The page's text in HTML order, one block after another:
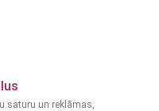
saturu un reklāmas,